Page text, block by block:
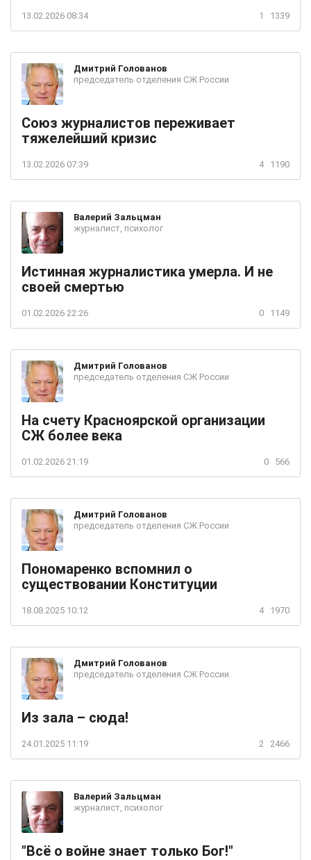
13.02.2026 08:34 1 1339
Дмитрий Голованов
председатель отделения СЖ России
Союз журналистов переживает
тяжелейший кризис
13.02.2026 07:39 4 1190
Валерий Зальцман
журналист, психолог
Истинная журналистика умерла. И не
своей смертью
01.02.2026 22:26 0 1149
Дмитрий Голованов
председатель отделения СЖ России
На счету Красноярской организации
СЖ более века
01.02.2026 21:19 0 566
Дмитрий Голованов
председатель отделения СЖ России
Пономаренко вспомнил о
существовании Конституции
18.08.2025 10:12 4 1970
Дмитрий Голованов
председатель отделения СЖ России
Из зала – сюда!
24.01.2025 11:19 2 2466
Валерий Зальцман
журналист, психолог
"Всё о войне знает только Бог!"